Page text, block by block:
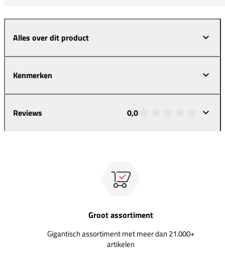
Alles over dit product
Kenmerken
Reviews 0,0
Groot assortiment
Gigantisch assortiment met meer dan 21.000+
artikelen